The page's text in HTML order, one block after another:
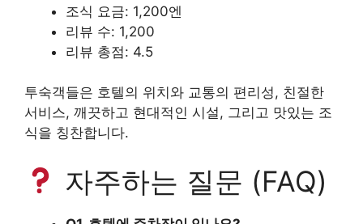
조식 요금: 1,200엔
리뷰 수: 1,200
리뷰 총점: 4.5
투숙객들은 호텔의 위치와 교통의 편리성, 친절한
서비스, 깨끗하고 현대적인 시설, 그리고 맛있는 조
식을 칭찬합니다.
자주하는 질문 (FAQ)